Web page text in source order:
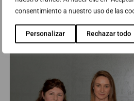
consentimiento a nuestro uso de las
Personalizar Rechazar todo
de la noche. Otros de los galardonados
Fujitsu, EMC y Renfe, entre otros.